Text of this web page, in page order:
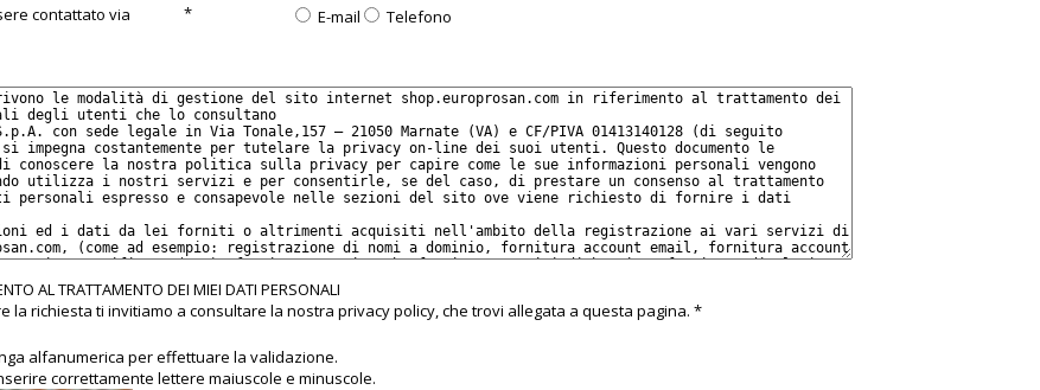
contattato via * E-mail Telefono
AL TRATTAMENTO DEI MIEI DATI PERSONALI
la richiesta ti invitiamo a consultare la nostra privacy policy, che trovi allegata a questa pagina. *
alfanumerica per effettuare la validazione.
correttamente lettere maiuscole e minuscole.